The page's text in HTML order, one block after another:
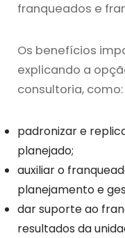
franqueados e
Os benefícios
explicando a
consultoria, como:
padronizar e
planejado;
auxiliar o
planejamento e
dar suporte ao
resultados da